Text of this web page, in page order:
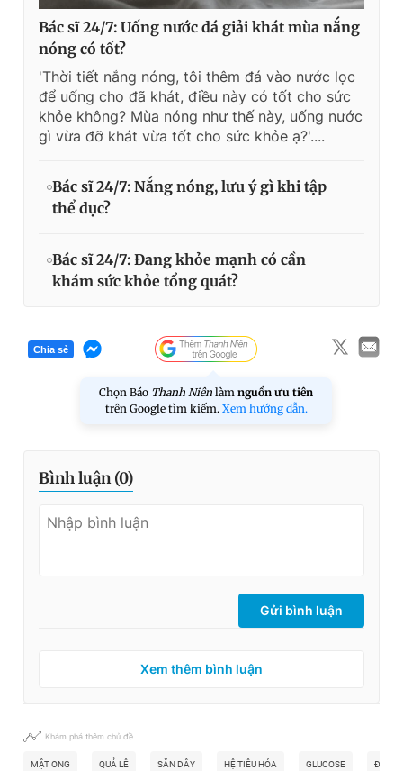
Bác sĩ 24/7: Uống nước đá giải khát mùa nắng
nóng có tốt?
'Thời tiết nắng nóng, tôi thêm đá vào nước lọc
để uống cho đã khát, điều này có tốt cho sức
khỏe không? Mùa nóng như thế này, uống nước
gì vừa đỡ khát vừa tốt cho sức khỏe ạ?'....
Bác sĩ 24/7: Nắng nóng, lưu ý gì khi tập
thể dục?
Bác sĩ 24/7: Đang khỏe mạnh có cần
khám sức khỏe tổng quát?
Chia sẻ
Chọn Báo Thanh Niên làm nguồn ưu tiên
trên Google tìm kiếm. Xem hướng dẫn.
Bình luận (0)
Gửi bình luận
Xem thêm bình luận
Khám phá thêm chủ đề
MẬT ONG QUẢ LÊ SẮN DÂY HỆ TIÊU HÓA GLUCOSE